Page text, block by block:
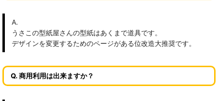
A.
うさこの型紙屋さんの型紙はあくまで道具です。
デザインを変更するためのページがある位改造大推奨です。
Q. 商用利用は出来ますか？